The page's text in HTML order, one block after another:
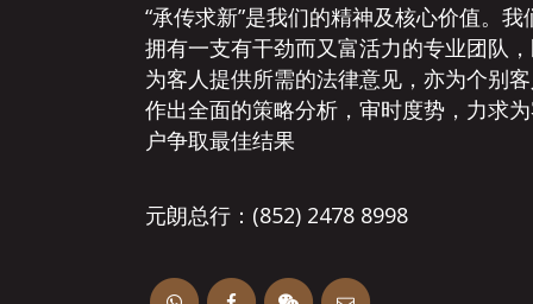
“承传求新”是我们的精神及核心价值。我
拥有一支有干劲而又富活力的专业团队
为客人提供所需的法律意见，亦为个别
作出全面的策略分析，审时度势，力求
户争取最佳结果
元朗总行：(852) 2478 8998